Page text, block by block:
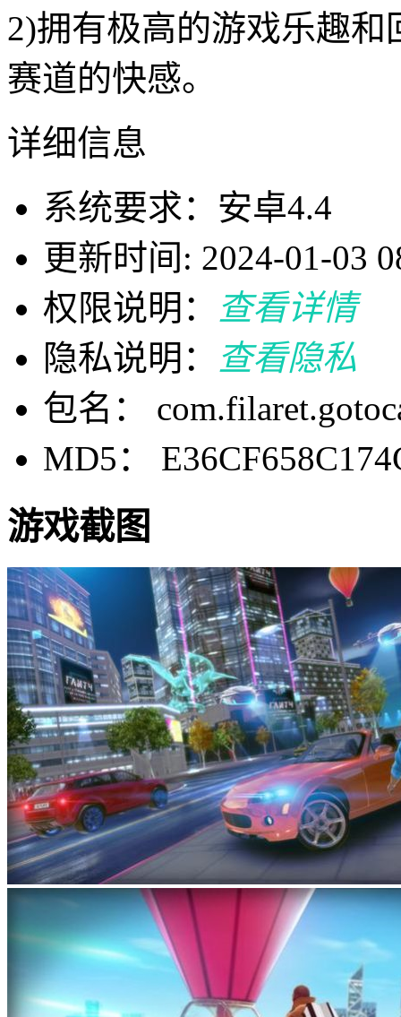
2)拥有极高的游戏乐趣
赛道的快感。
详细信息
系统要求：安卓4.4
更新时间: 2024-01-03
权限说明：
查看详情
隐私说明：
查看隐私
包名：
MD5：
游戏截图